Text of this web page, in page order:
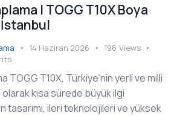
| TOGG T10X Boya
14 Haziran 2026 196 Views
TOGG T10X, Türkiye'nin yerli ve milli
kısa sürede büyük ilgi
tasarımı, ileri teknolojileri ve yüksek